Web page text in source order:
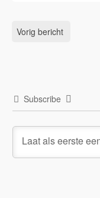
Vorig bericht
Subscribe